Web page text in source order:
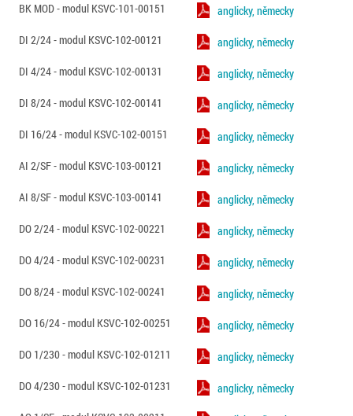
BK MOD - modul KSVC-101-00151
anglicky, německy
DI 2/24 - modul KSVC-102-00121
anglicky, německy
DI 4/24 - modul KSVC-102-00131
anglicky, německy
DI 8/24 - modul KSVC-102-00141
anglicky, německy
DI 16/24 - modul KSVC-102-00151
anglicky, německy
AI 2/SF - modul KSVC-103-00121
anglicky, německy
AI 8/SF - modul KSVC-103-00141
anglicky, německy
DO 2/24 - modul KSVC-102-00221
anglicky, německy
DO 4/24 - modul KSVC-102-00231
anglicky, německy
DO 8/24 - modul KSVC-102-00241
anglicky, německy
DO 16/24 - modul KSVC-102-00251
anglicky, německy
DO 1/230 - modul KSVC-102-01211
anglicky, německy
DO 4/230 - modul KSVC-102-01231
anglicky, německy